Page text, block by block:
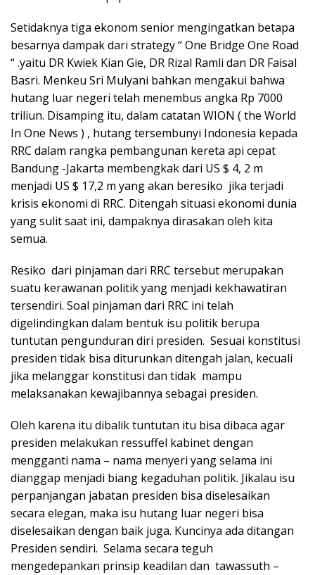
Setidaknya tiga ekonom senior mengingatkan betapa
besarnya dampak dari strategy “ One Bridge One Road
“ .yaitu DR Kwiek Kian Gie, DR Rizal Ramli dan DR Faisal
Basri. Menkeu Sri Mulyani bahkan mengakui bahwa
hutang luar negeri telah menembus angka Rp 7000
triliun. Disamping itu, dalam catatan WION ( the World
In One News ) , hutang tersembunyi Indonesia kepada
RRC dalam rangka pembangunan kereta api cepat
Bandung -Jakarta membengkak dari US $ 4, 2 m
menjadi US $ 17,2 m yang akan beresiko jika terjadi
krisis ekonomi di RRC. Ditengah situasi ekonomi dunia
yang sulit saat ini, dampaknya dirasakan oleh kita
semua.
Resiko dari pinjaman dari RRC tersebut merupakan
suatu kerawanan politik yang menjadi kekhawatiran
tersendiri. Soal pinjaman dari RRC ini telah
digelindingkan dalam bentuk isu politik berupa
tuntutan pengunduran diri presiden. Sesuai konstitusi
presiden tidak bisa diturunkan ditengah jalan, kecuali
jika melanggar konstitusi dan tidak mampu
melaksanakan kewajibannya sebagai presiden.
Oleh karena itu dibalik tuntutan itu bisa dibaca agar
presiden melakukan ressuffel kabinet dengan
mengganti nama – nama menyeri yang selama ini
dianggap menjadi biang kegaduhan politik. Jikalau isu
perpanjangan jabatan presiden bisa diselesaikan
secara elegan, maka isu hutang luar negeri bisa
diselesaikan dengan baik juga. Kuncinya ada ditangan
Presiden sendiri. Selama secara teguh
mengedepankan prinsip keadilan dan tawassuth –